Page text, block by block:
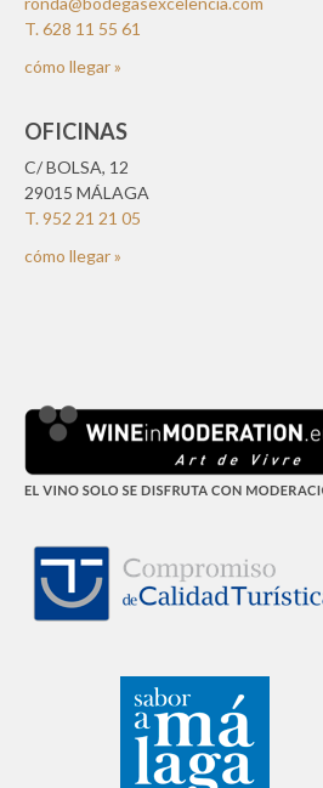
T. 628 11 55 61
cómo llegar »
OFICINAS
C/ BOLSA, 12
29015 MÁLAGA
T. 952 21 21 05
cómo llegar »